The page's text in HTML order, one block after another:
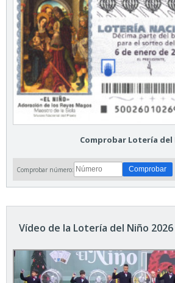
Comprobar Lotería del
Comprobar número:
Vídeo de la Lotería del Niño 2026